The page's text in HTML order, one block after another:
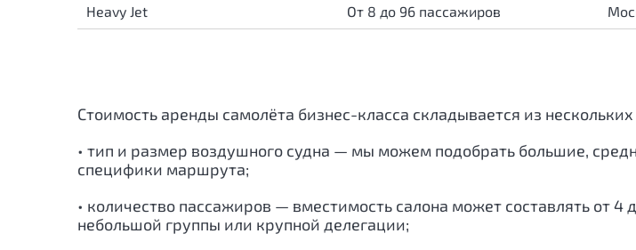
Heavy Jet От 8 до 96 пассажиров
Стоимость аренды самолёта бизнес-класса складывается из
• тип и размер воздушного судна — мы можем подобрать большие,
специфики маршрута;
• количество пассажиров — вместимость салона может составлять от 4
небольшой группы или крупной делегации;